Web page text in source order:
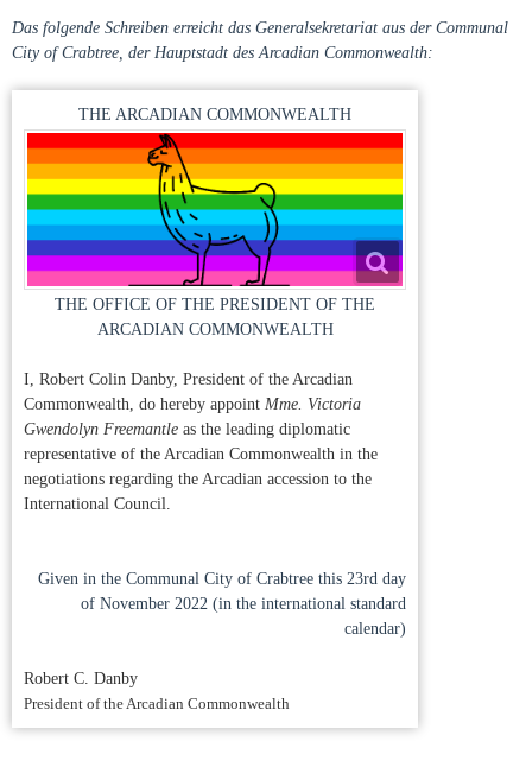
Das folgende Schreiben erreicht das Generalsekretariat aus der Communal
City of Crabtree, der Hauptstadt des Arcadian Commonwealth:
THE ARCADIAN COMMONWEALTH
THE OFFICE OF THE PRESIDENT OF THE
ARCADIAN COMMONWEALTH
I, Robert Colin Danby, President of the Arcadian
Commonwealth, do hereby appoint Mme. Victoria
Gwendolyn Freemantle as the leading diplomatic
representative of the Arcadian Commonwealth in the
negotiations regarding the Arcadian accession to the
International Council.
Given in the Communal City of Crabtree this 23rd day
of November 2022 (in the international standard
calendar)
Robert C. Danby
President of the Arcadian Commonwealth